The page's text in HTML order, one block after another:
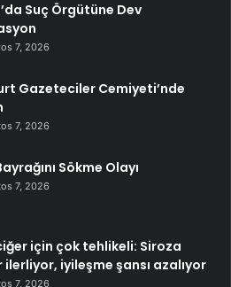
Suç Örgütüne Dev
7, 2026
Gazeteciler Cemiyeti’nde
7, 2026
Sökme Olayı
7, 2026
için çok tehlikeli: Siroza
ilerliyor, iyileşme şansı azalıyor
7, 2026